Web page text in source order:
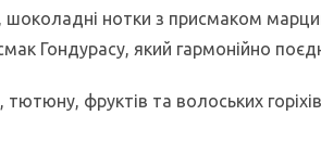
шоколадні нотки з присмаком
Гондурасу, який гармонійно
фруктів та волоських